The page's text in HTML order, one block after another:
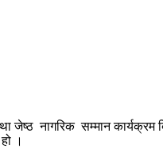
जेष्ठ नागरिक सम्मान
।